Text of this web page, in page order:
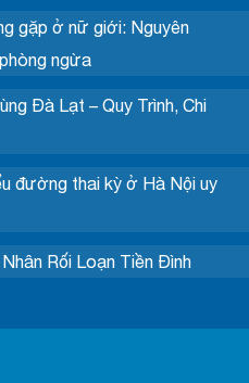
gặp ở nữ giới: Nguyên
ngừa
Đà Lạt – Quy Trình, Chi
đường thai kỳ ở Hà Nội uy
Rối Loạn Tiền Đình